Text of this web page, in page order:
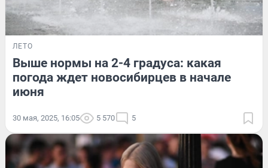
ЛЕТО
Выше нормы на 2-4 градуса: какая
погода ждет новосибирцев в начале
июня
30 мая, 2025, 16:05 5 570 5